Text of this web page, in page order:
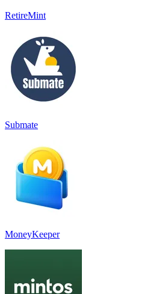
RetireMint
Submate
MoneyKeeper